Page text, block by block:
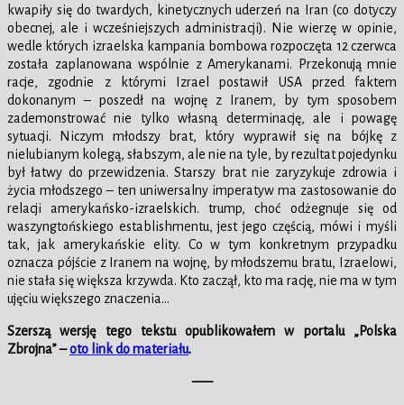
kwapiły się do twardych, kinetycznych uderzeń na Iran (co dotyczy
obecnej, ale i wcześniejszych administracji). Nie wierzę w opinie,
wedle których izraelska kampania bombowa rozpoczęta 12 czerwca
została zaplanowana wspólnie z Amerykanami. Przekonują mnie
racje, zgodnie z którymi Izrael postawił USA przed faktem
dokonanym – poszedł na wojnę z Iranem, by tym sposobem
zademonstrować nie tylko własną determinację, ale i powagę
sytuacji. Niczym młodszy brat, który wyprawił się na bójkę z
nielubianym kolegą, słabszym, ale nie na tyle, by rezultat pojedynku
był łatwy do przewidzenia. Starszy brat nie zaryzykuje zdrowia i
życia młodszego – ten uniwersalny imperatyw ma zastosowanie do
relacji amerykańsko-izraelskich. trump, choć odżegnuje się od
waszyngtońskiego establishmentu, jest jego częścią, mówi i myśli
tak, jak amerykańskie elity. Co w tym konkretnym przypadku
oznacza pójście z Iranem na wojnę, by młodszemu bratu, Izraelowi,
nie stała się większa krzywda. Kto zaczął, kto ma rację, nie ma w tym
ujęciu większego znaczenia…
Szerszą wersję tego tekstu opublikowałem w portalu „Polska
Zbrojna” –oto link do materiału.
—–